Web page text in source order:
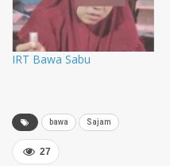
IRT Bawa Sabu
bawa Sajam
27